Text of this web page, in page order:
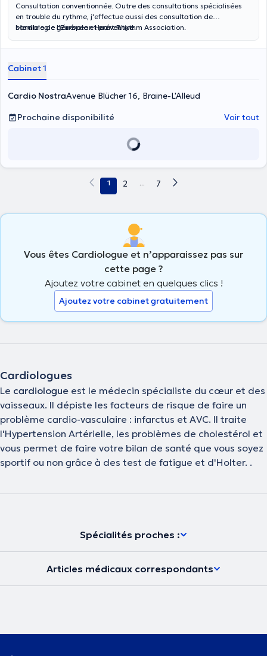
Consultation conventionnée. Outre des consultations spécialisées
en trouble du rythme, j'effectue aussi des consultation de
cardiologie générale et préventive.
Membre de l'European Heart Rhythm Association.
Cabinet 1
Cardio NostraAvenue Blücher 16, Braine-L'Alleud
Prochaine disponibilité
Voir tout
1 2 ... 7
Vous êtes Cardiologue et n’apparaissez pas sur
cette page ?
Ajoutez votre cabinet en quelques clics !
Ajoutez votre cabinet gratuitement
Cardiologues
Le cardiologue est le médecin spécialiste du cœur et des
vaisseaux. Il dépiste les facteurs de risque de faire un
problème cardio-vasculaire : infarctus et AVC. Il traite
l'Hypertension Artérielle, les problèmes de cholestérol et
vous permet de faire votre bilan de santé que vous soyez
sportif ou non grâce à des test de fatigue et d'Holter. .
Spécialités proches :
Articles médicaux correspondants